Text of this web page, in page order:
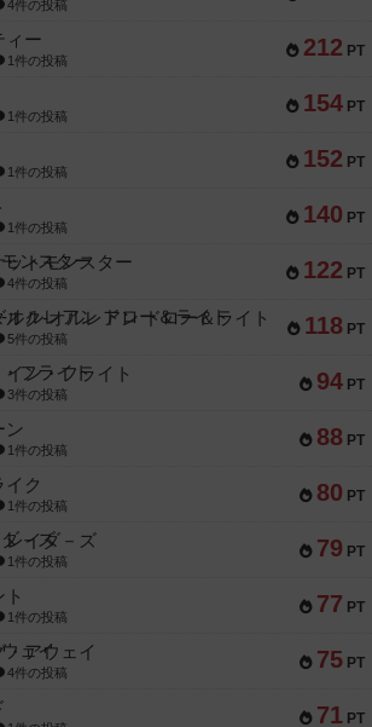
4件の投稿
212 PT
ィー
1件の投稿
154 PT
1件の投稿
152 PT
1件の投稿
140 PT
1件の投稿
122 PT
ットモンスター
4件の投稿
118 PT
ク-オルレアン ドロー＆ライト
5件の投稿
94 PT
ン・フライト
3件の投稿
88 PT
ン
1件の投稿
80 PT
ク
1件の投稿
79 PT
レイダ－ズ
1件の投稿
77 PT
1件の投稿
75 PT
アウェイ
4件の投稿
71 PT